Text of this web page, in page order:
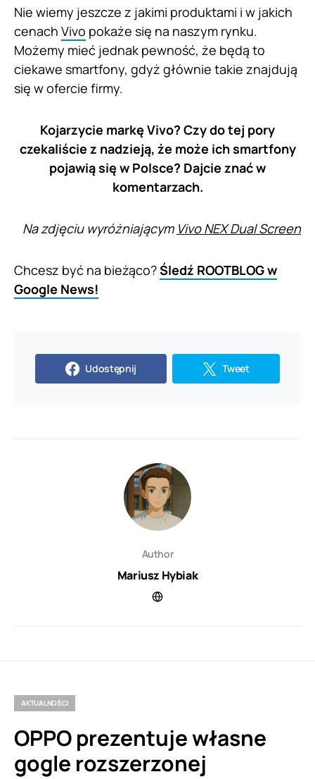
Nie wiemy jeszcze z jakimi produktami i w jakich
cenach Vivo pokaże się na naszym rynku.
Możemy mieć jednak pewność, że będą to
ciekawe smartfony, gdyż głównie takie znajdują
się w ofercie firmy.
Kojarzycie markę Vivo? Czy do tej pory
czekaliście z nadzieją, że może ich smartfony
pojawią się w Polsce? Dajcie znać w
komentarzach.
Na zdjęciu wyróżniającym Vivo NEX Dual Screen
Chcesz być na bieżąco?Śledź ROOTBLOG w
Google News!
Udostępnij Tweet
Author
Mariusz Hybiak
AKTUALNOŚCI
OPPO prezentuje własne
gogle rozszerzonej